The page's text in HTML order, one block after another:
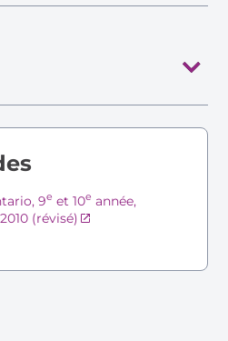
9e et 10e année,
(révisé)